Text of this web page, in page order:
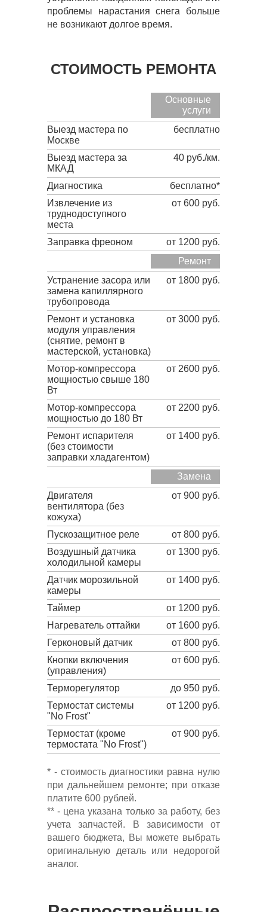
проблемы нарастания снега больше
не возникают долгое время.
СТОИМОСТЬ РЕМОНТА
Основные
услуги
Выезд мастера по
Москве
бесплатно
Выезд мастера за
МКАД
40 руб./км.
Диагностика
бесплатно*
Извлечение из
труднодоступного
места
от 600 руб.
Заправка фреоном
от 1200 руб.
Ремонт
Устранение засора или
замена капиллярного
трубопровода
от 1800 руб.
Ремонт и установка
модуля управления
(снятие, ремонт в
мастерской, установка)
от 3000 руб.
Мотор-компрессора
мощностью свыше 180
Вт
от 2600 руб.
Мотор-компрессора
мощностью до 180 Вт
от 2200 руб.
Ремонт испарителя
(без стоимости
заправки хладагентом)
от 1400 руб.
Замена
Двигателя
вентилятора (без
кожуха)
от 900 руб.
Пускозащитное реле
от 800 руб.
Воздушный датчика
холодильной камеры
от 1300 руб.
Датчик морозильной
камеры
от 1400 руб.
Таймер
от 1200 руб.
Нагреватель оттайки
от 1600 руб.
Герконовый датчик
от 800 руб.
Кнопки включения
(управления)
от 600 руб.
Терморегулятор
до 950 руб.
Термостат системы
"No Frost"
от 1200 руб.
Термостат (кроме
термостата "No Frost")
от 900 руб.
* - стоимость диагностики равна нулю
при дальнейшем ремонте; при отказе
платите 600 рублей.
** - цена указана только за работу, без
учета запчастей. В зависимости от
вашего бюджета, Вы можете выбрать
оригинальную деталь или недорогой
аналог.